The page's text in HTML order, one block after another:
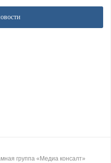
группа «Медиа консалт»